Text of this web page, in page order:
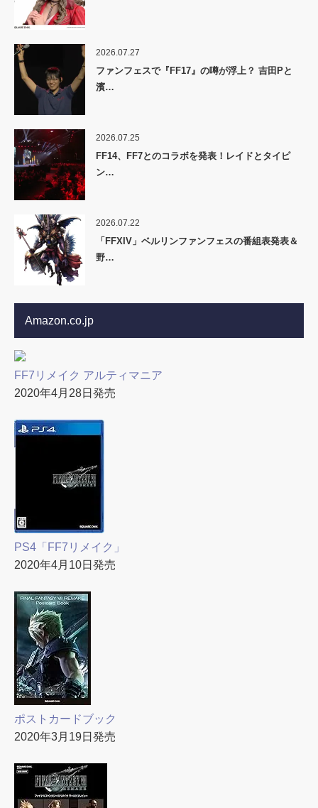
2026.07.27
ファンフェスで『FF17』の噂が浮上？ 吉田Pと
濱…
2026.07.25
FF14、FF7とのコラボを発表！レイドとタイピ
ン…
2026.07.22
「FFXIV」ベルリンファンフェスの番組表発表＆
野…
Amazon.co.jp
FF7リメイク アルティマニア
2020年4月28日発売
PS4「FF7リメイク」
2020年4月10日発売
ポストカードブック
2020年3月19日発売